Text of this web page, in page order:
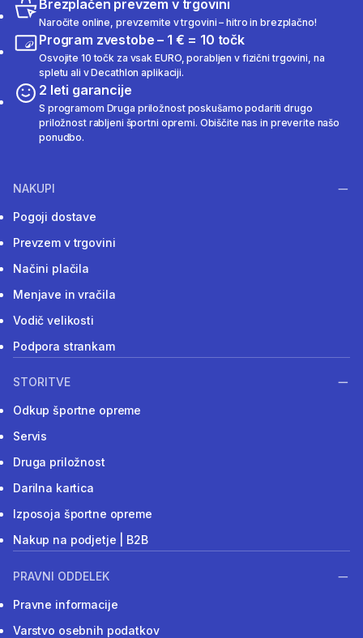
Brezplačen prevzem v trgovini
Naročite online, prevzemite v trgovini – hitro in brezplačno!
Program zvestobe – 1 € = 10 točk
Osvojite 10 točk za vsak EURO, porabljen v fizični trgovini, na
spletu ali v Decathlon aplikaciji.
2 leti garancije
S programom Druga priložnost poskušamo podariti drugo
priložnost rabljeni športni opremi. Obiščite nas in preverite našo
ponudbo.
NAKUPI
Pogoji dostave
Prevzem v trgovini
Načini plačila
Menjave in vračila
Vodič velikosti
Podpora strankam
STORITVE
Odkup športne opreme
Servis
Druga priložnost
Darilna kartica
Izposoja športne opreme
Nakup na podjetje | B2B
PRAVNI ODDELEK
Pravne informacije
Varstvo osebnih podatkov